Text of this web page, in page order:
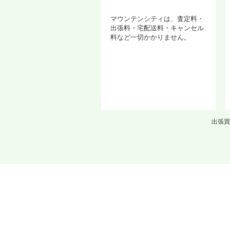
マウンテンシティは、査定料・
出張料・宅配送料・キャンセル
料など一切かかりません。
出張